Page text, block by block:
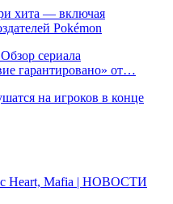
хита — включая
Pokémon
сериала
гарантировано» от…
на игроков в конце
Heart, Mafia | НОВОСТИ